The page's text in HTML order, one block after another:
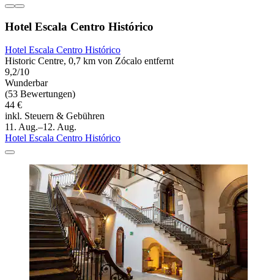
Hotel Escala Centro Histórico
Hotel Escala Centro Histórico
Historic Centre, 0,7 km von Zócalo entfernt
9,2/10
Wunderbar
(53 Bewertungen)
44 €
inkl. Steuern & Gebühren
11. Aug.–12. Aug.
Hotel Escala Centro Histórico